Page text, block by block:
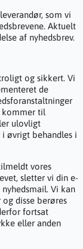
som vi
Aktuelt
af nyhedsbrev.
og sikkert. Vi
de
kommer til
ulovligt
øvrigt behandles i
vores
sletter vi din e-
Vi kan
disse berøres
fortsat
eller anden